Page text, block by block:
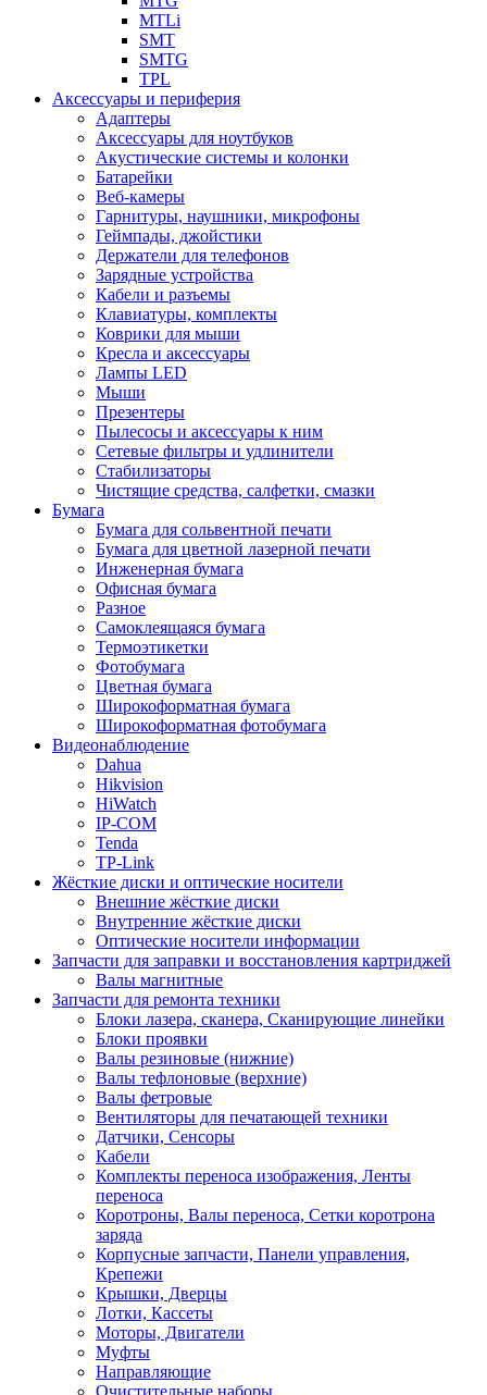
MTLi
SMT
SMTG
TPL
Аксессуары и периферия
Адаптеры
Аксессуары для ноутбуков
Акустические системы и колонки
Батарейки
Веб-камеры
Гарнитуры, наушники, микрофоны
Геймпады, джойстики
Держатели для телефонов
Зарядные устройства
Кабели и разъемы
Клавиатуры, комплекты
Коврики для мыши
Кресла и аксессуары
Лампы LED
Мыши
Презентеры
Пылесосы и аксессуары к ним
Сетевые фильтры и удлинители
Стабилизаторы
Чистящие средства, салфетки, смазки
Бумага
Бумага для сольвентной печати
Бумага для цветной лазерной печати
Инженерная бумага
Офисная бумага
Разное
Самоклеящаяся бумага
Термоэтикетки
Фотобумага
Цветная бумага
Широкоформатная бумага
Широкоформатная фотобумага
Видеонаблюдение
Dahua
Hikvision
HiWatch
IP-COM
Tenda
TP-Link
Жёсткие диски и оптические носители
Внешние жёсткие диски
Внутренние жёсткие диски
Оптические носители информации
Запчасти для заправки и восстановления картриджей
Валы магнитные
Запчасти для ремонта техники
Блоки лазера, сканера, Сканирующие линейки
Блоки проявки
Валы резиновые (нижние)
Валы тефлоновые (верхние)
Валы фетровые
Вентиляторы для печатающей техники
Датчики, Сенсоры
Кабели
Комплекты переноса изображения, Ленты
переноса
Коротроны, Валы переноса, Сетки коротрона
заряда
Корпусные запчасти, Панели управления,
Крепежи
Крышки, Дверцы
Лотки, Кассеты
Моторы, Двигатели
Муфты
Направляющие
Очистительные наборы